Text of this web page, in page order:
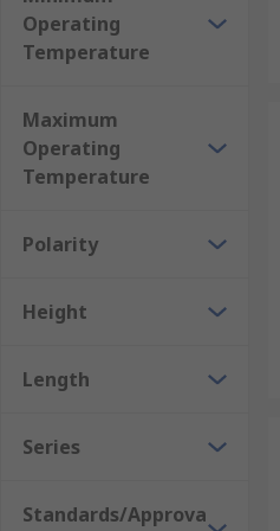
Operating
Temperature
Maximum
Operating
Temperature
Polarity
Height
Length
Series
Standards/Approva